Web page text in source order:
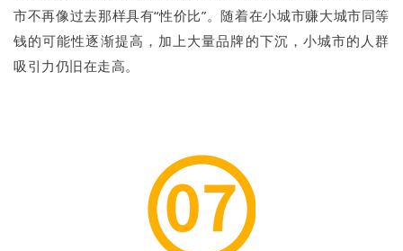
市不再像过去那样具有“性价比”。随着在小城市赚大城市同等
钱的可能性逐渐提高，加上大量品牌的下沉，小城市的人群
吸引力仍旧在走高。